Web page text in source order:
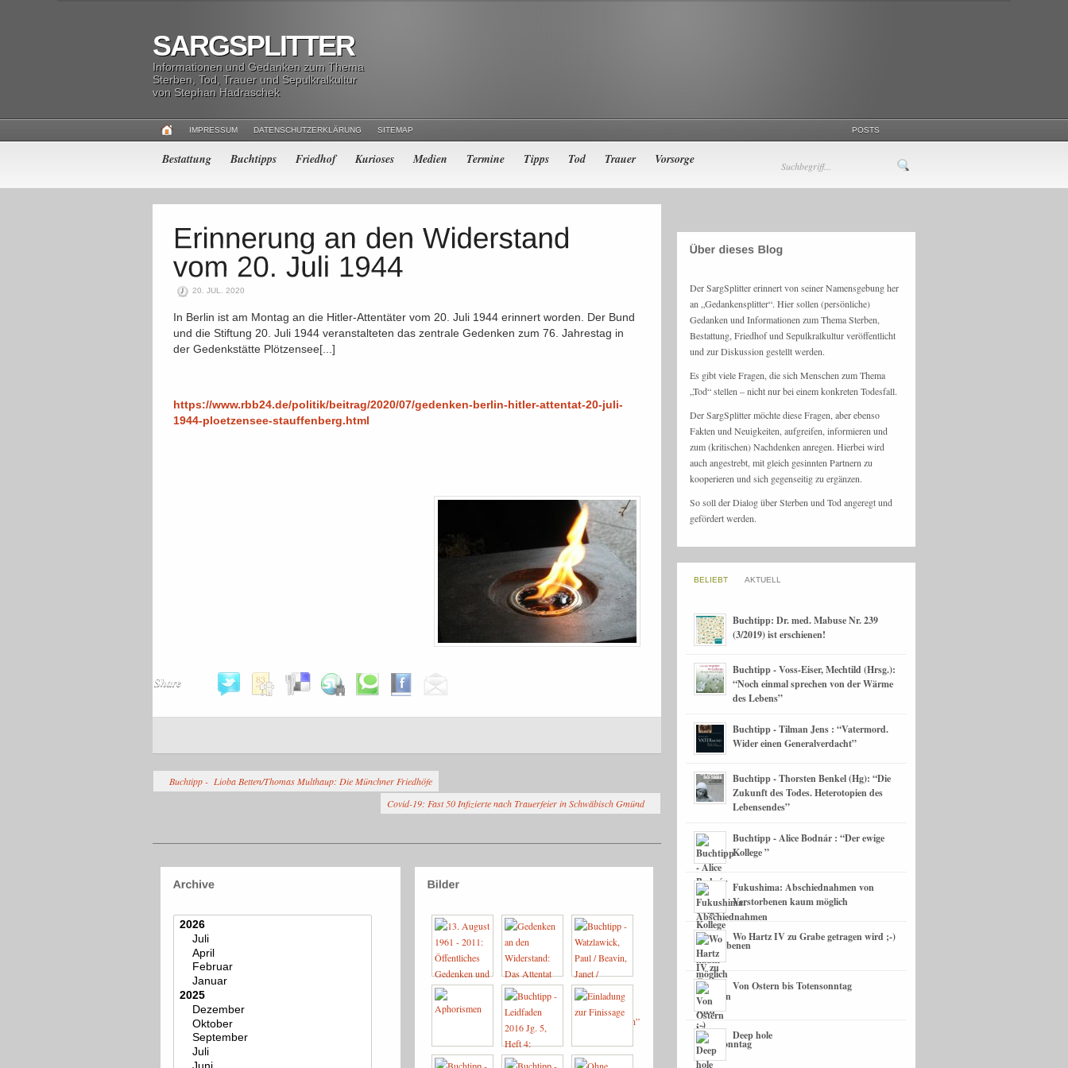
SARGSPLITTER
Informationen und Gedanken zum Thema
Sterben, Tod, Trauer und Sepulkralkultur
von Stephan Hadraschek
IMPRESSUM DATENSCHUTZERKLÄRUNG SITEMAP POSTS
Bestattung Buchtipps Friedhof Kurioses Medien Termine Tipps Tod Trauer Vorsorge
20. JUL. 2020
In Berlin ist am Montag an die Hitler-Attentäter vom 20. Juli 1944 erinnert worden. Der Bund
und die Stiftung 20. Juli 1944 veranstalteten das zentrale Gedenken zum 76. Jahrestag in
der Gedenkstätte Plötzensee[...]
https://www.rbb24.de/politik/beitrag/2020/07/gedenken-berlin-hitler-attentat-20-juli-
1944-ploetzensee-stauffenberg.html
Share
Buchtipp - Lioba Betten/Thomas Multhaup: Die Münchner Friedhöfe
Covid-19: Fast 50 Infizierte nach Trauerfeier in Schwäbisch Gmünd
Der SargSplitter erinnert von seiner Namensgebung her
an „Gedankensplitter“. Hier sollen (persönliche)
Gedanken und Informationen zum Thema Sterben,
Bestattung, Friedhof und Sepulkralkultur veröffentlicht
und zur Diskussion gestellt werden.
Es gibt viele Fragen, die sich Menschen zum Thema
„Tod“ stellen – nicht nur bei einem konkreten Todesfall.
Der SargSplitter möchte diese Fragen, aber ebenso
Fakten und Neuigkeiten, aufgreifen, informieren und
zum (kritischen) Nachdenken anregen. Hierbei wird
auch angestrebt, mit gleich gesinnten Partnern zu
kooperieren und sich gegenseitig zu ergänzen.
So soll der Dialog über Sterben und Tod angeregt und
gefördert werden.
BELIEBT AKTUELL
Buchtipp: Dr. med. Mabuse Nr. 239
(3/2019) ist erschienen!
Buchtipp - Voss-Eiser, Mechtild (Hrsg.):
“Noch einmal sprechen von der Wärme
des Lebens”
Buchtipp - Tilman Jens : “Vatermord.
Wider einen Generalverdacht”
Buchtipp - Thorsten Benkel (Hg): “Die
Zukunft des Todes. Heterotopien des
Lebensendes”
Buchtipp - Alice Bodnár : “Der ewige
Kollege ”
Fukushima: Abschiednahmen von
Verstorbenen kaum möglich
Wo Hartz IV zu Grabe getragen wird ;-)
Von Ostern bis Totensonntag
Deep hole